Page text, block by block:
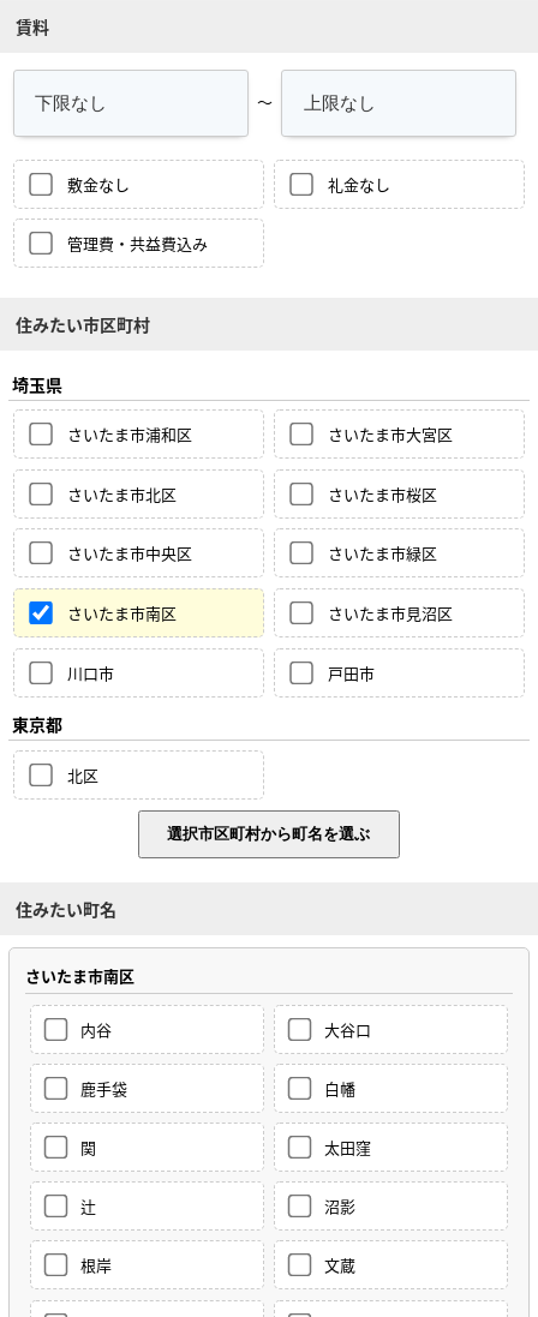
賃料
～
敷金なし 礼金なし
管理費・共益費込み
住みたい市区町村
埼玉県
さいたま市浦和区 さいたま市大宮区
さいたま市北区 さいたま市桜区
さいたま市中央区 さいたま市緑区
さいたま市南区 さいたま市見沼区
川口市 戸田市
東京都
北区
住みたい町名
さいたま市南区
内谷 大谷口
鹿手袋 白幡
関 太田窪
辻 沼影
根岸 文蔵